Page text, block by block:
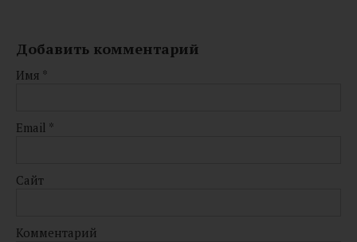
Добавить комментарий
Имя *
Email *
Сайт
Комментарий